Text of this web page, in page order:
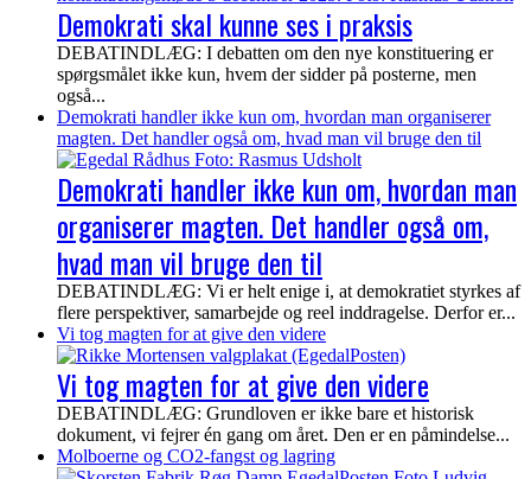
Demokrati skal kunne ses i praksis
DEBATINDLÆG: I debatten om den nye konstituering er
spørgsmålet ikke kun, hvem der sidder på posterne, men
også...
Demokrati handler ikke kun om, hvordan man organiserer
magten. Det handler også om, hvad man vil bruge den til
Demokrati handler ikke kun om, hvordan man
organiserer magten. Det handler også om,
hvad man vil bruge den til
DEBATINDLÆG: Vi er helt enige i, at demokratiet styrkes af
flere perspektiver, samarbejde og reel inddragelse. Derfor er...
Vi tog magten for at give den videre
Vi tog magten for at give den videre
DEBATINDLÆG: Grundloven er ikke bare et historisk
dokument, vi fejrer én gang om året. Den er en påmindelse...
Molboerne og CO2-fangst og lagring